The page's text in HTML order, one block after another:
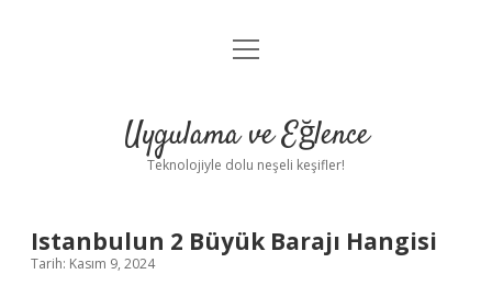
Anasayfa
Yasal Uyarı
menüyü
Uygulama ve Eğlence
Teknolojiyle dolu neşeli keşifler!
Istanbulun 2 Büyük Barajı Hangisi
Tarih: Kasım 9, 2024